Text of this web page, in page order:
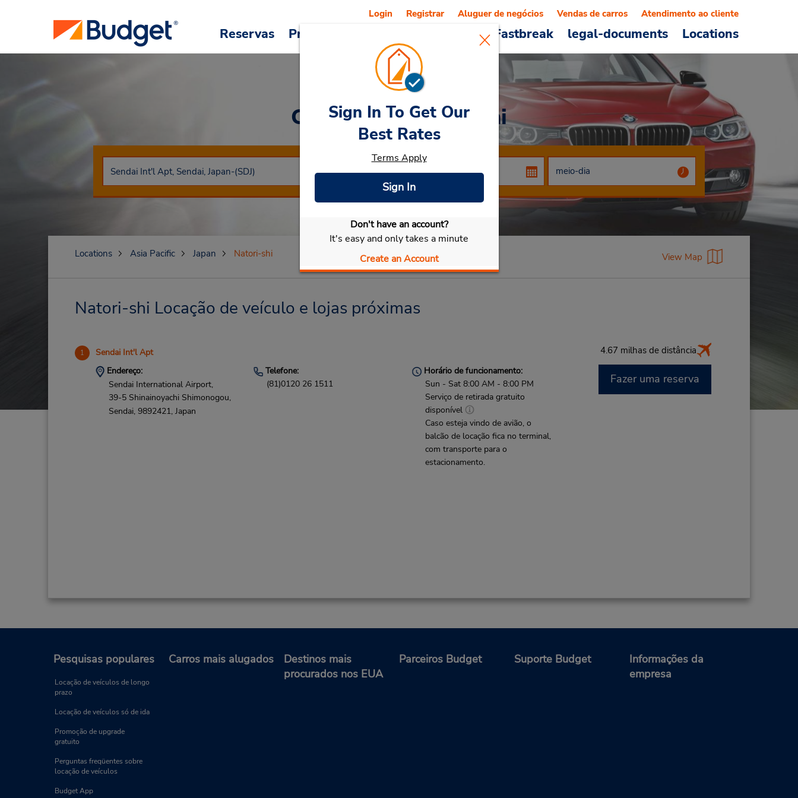
Reservas Promoções Veículos e serviços Fastbreak legal-documents Locations
Login Registrar Aluguer de negócios Vendas de carros Atendimento ao cliente
Car Rental Natori-shi
Selecionar meu carro
Sign In To Get Our
Best Rates
Terms Apply
Sign In
Don't have an account?
It's easy and only takes a minute
Create an Account
Locations Asia Pacific Japan Natori-shi View Map
Natori-shi Locação de veículo e lojas próximas
1 Sendai Int'l Apt 4.67 milhas de distância
Endereço:
Sendai International Airport,
39-5 Shinainoyachi Shimonogou,
Sendai, 9892421, Japan
Telefone:
(81)0120 26 1511
Horário de funcionamento:
Sun - Sat 8:00 AM - 8:00 PM
Serviço de retirada gratuito
disponível
Caso esteja vindo de avião, o
balcão de locação fica no terminal,
com transporte para o
estacionamento.
Fazer uma reserva
Pesquisas populares
Locação de veículos de longo
prazo
Locação de veículos só de ida
Promoção de upgrade
gratuito
Perguntas freqüentes sobre
locação de veículos
Budget App
Carros mais alugados
Destinos mais
procurados nos EUA
Parceiros Budget Suporte Budget
Informações da
empresa